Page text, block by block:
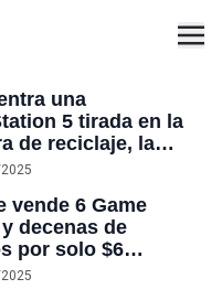
una
5 tirada en la
de reciclaje, la
y funciona: “Una
vende 6 Game
decenas de
por solo $6
porque “sus hijos